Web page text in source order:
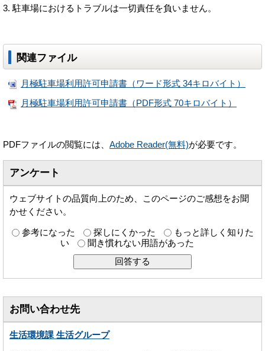
駐車場におけるトラブルは一切責任を負いません。
関連ファイル
月極駐車場利用許可申請書（ワード形式 34キロバイト）
月極駐車場利用許可申請書（PDF形式 70キロバイト）
PDFファイルの閲覧には、 Adobe Reader(無料)が必要です。
アンケート
ウェブサイトの品質向上のため、このページのご感想をお聞
かせください。
参考になった 探しにくかった
もっと詳しく知りた
い
聞き慣れない用語があった
お問い合わせ先
生活環境課 生活グループ